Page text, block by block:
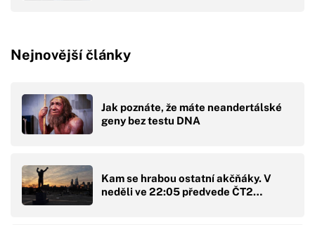
Nejnovější články
Jak poznáte, že máte neandertálské
geny bez testu DNA
Kam se hrabou ostatní akčňáky. V
neděli ve 22:05 předvede ČT2…